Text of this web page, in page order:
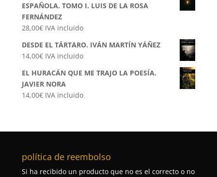
ESPAÑOLA. TOMO I. LUIS DE LA ROSA
FERNÁNDEZ
28,00€ IVA incluido
DESDE EL TÁRTARO. IVÁN MARTÍN YÁÑEZ
14,00€ IVA incluido
EL HURACÁN QUE ME TRAJO LA POESÍA.
JAVIER NORA
14,00€ IVA incluido
política de reembolso
Si ha recibido un producto que no es el correcto o no